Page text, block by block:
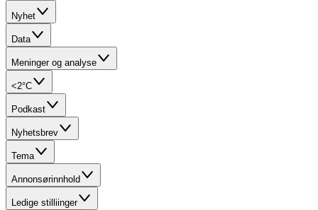
Nyhet
Data
Meninger og analyse
<2°C
Podkast
Nyhetsbrev
Tema
Annonsørinnhold
Ledige stilliinger